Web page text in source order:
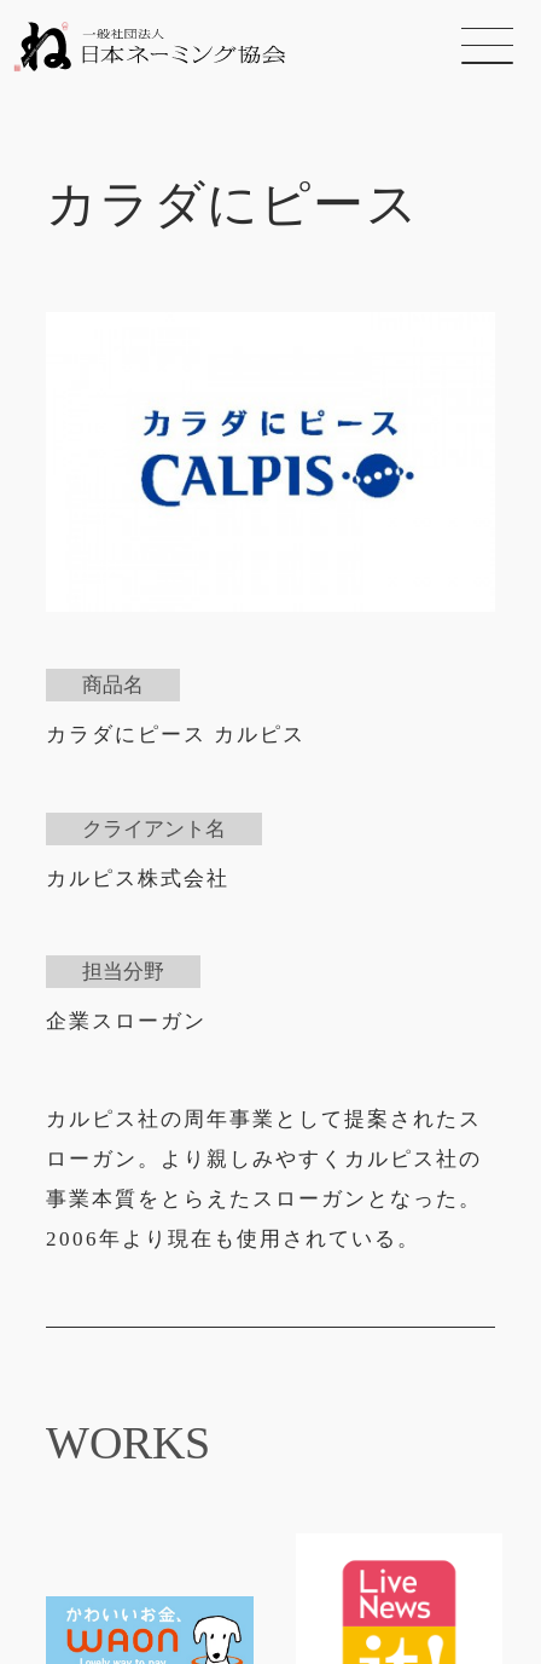
カラダにピース
商品名
カラダにピース カルピス
クライアント名
カルピス株式会社
担当分野
企業スローガン
カルピス社の周年事業として提案されたス
ローガン。より親しみやすくカルピス社の
事業本質をとらえたスローガンとなった。
2006年より現在も使用されている。
WORKS